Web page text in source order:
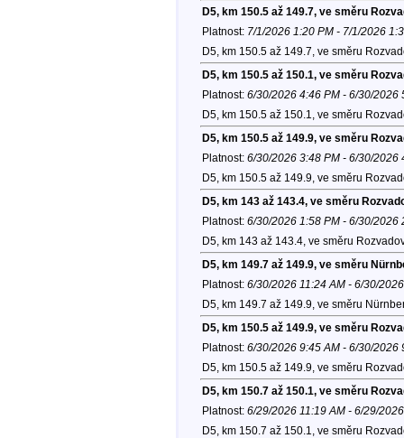
D5, km 150.5 až 149.7, ve směru
Platnost: 7/1/2026 1:20 PM - 7/1/2026
D5, km 150.5 až 149.7, ve směru
D5, km 150.5 až 150.1, ve směru
Platnost: 6/30/2026 4:46 PM - 6/30/2026
D5, km 150.5 až 150.1, ve směru
D5, km 150.5 až 149.9, ve směru
Platnost: 6/30/2026 3:48 PM - 6/30/2026
D5, km 150.5 až 149.9, ve směru
D5, km 143 až 143.4, ve směru
Platnost: 6/30/2026 1:58 PM - 6/30/2026
D5, km 143 až 143.4, ve směru
D5, km 149.7 až 149.9, ve směru
Platnost: 6/30/2026 11:24 AM - 6/30/
D5, km 149.7 až 149.9, ve směru
D5, km 150.5 až 149.9, ve směru
Platnost: 6/30/2026 9:45 AM - 6/30/2026
D5, km 150.5 až 149.9, ve směru
D5, km 150.7 až 150.1, ve směru
Platnost: 6/29/2026 11:19 AM - 6/29/
D5, km 150.7 až 150.1, ve směru